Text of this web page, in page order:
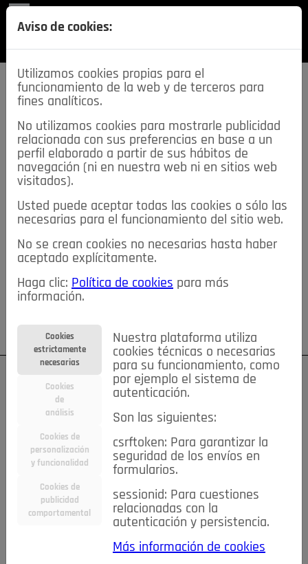
SECCIONES
descarga esta
REVISTA
≡NOTICIAS
NOTICIAS SERVICIOS DE INTERÉS
TABLÓN DE ANUNCIOS MIS ANUNCIOS CONTACTO
NOSOTROS
Su cuenta Regístrese ¿Olvidó su contraseña?
Aviso de cookies:
Utilizamos cookies propias para el
funcionamiento de la web y de terceros para
fines analíticos.
No utilizamos cookies para mostrarle publicidad
relacionada con sus preferencias en base a un
perfil elaborado a partir de sus hábitos de
navegación (ni en nuestra web ni en sitios web
visitados).
Usted puede aceptar todas las cookies o sólo las
necesarias para el funcionamiento del sitio web.
No se crean cookies no necesarias hasta haber
aceptado explícitamente.
Haga clic: Política de cookies para más
información.
Cookies
estrictamente
necesarias
Cookies
de
análisis
Cookies de
personalización
y funcionalidad
Cookies de
publicidad
comportamental
Nuestra plataforma utiliza
cookies técnicas o necesarias
para su funcionamiento, como
por ejemplo el sistema de
autenticación.
Son las siguientes:
csrftoken: Para garantizar la
seguridad de los envíos en
formularios.
sessionid: Para cuestiones
relacionadas con la
autenticación y persistencia.
Más información de cookies